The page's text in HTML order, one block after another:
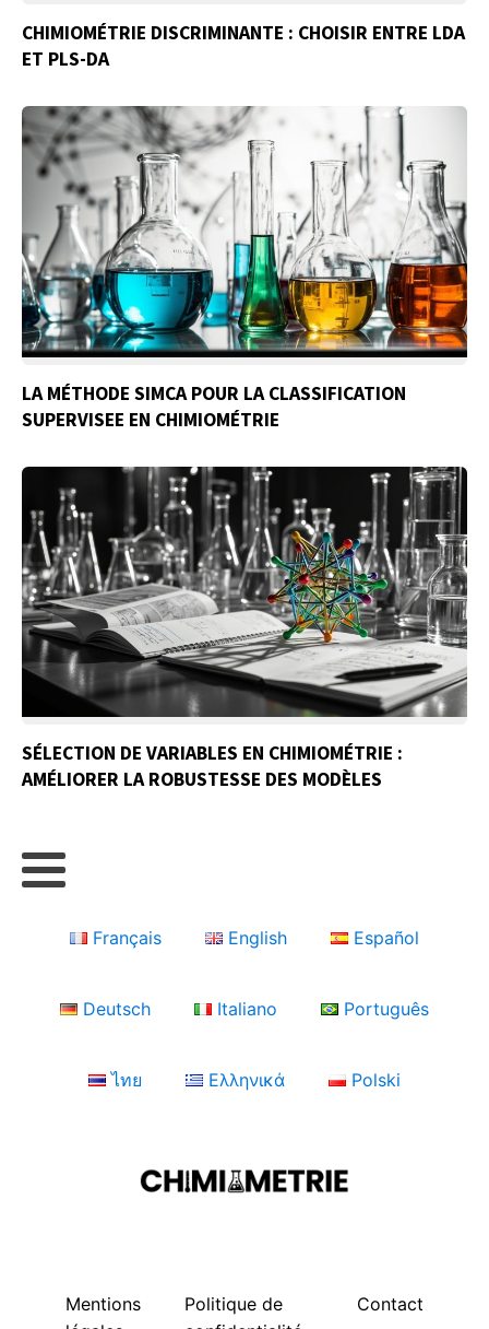
CHIMIOMÉTRIE DISCRIMINANTE : CHOISIR ENTRE LDA
ET PLS-DA
LA MÉTHODE SIMCA POUR LA CLASSIFICATION
SUPERVISEE EN CHIMIOMÉTRIE
SÉLECTION DE VARIABLES EN CHIMIOMÉTRIE :
AMÉLIORER LA ROBUSTESSE DES MODÈLES
Français English Español
Deutsch Italiano Português
ไทย Ελληνικά Polski
Mentions
Politique de
Contact